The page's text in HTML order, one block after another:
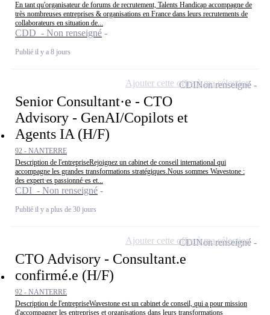
En tant qu'organisateur de forums de recrutement, Talents Handicap accompagne de
très nombreuses entreprises & organisations en France dans leurs recrutements de
collaborateurs en situation de...
CDD - Non renseigné
Publié il y a 8 jours
Senior Consultant·e - CTO
Advisory - GenAI/Copilots et
Agents IA (H/F)
92 - NANTERRE
Description de l'entrepriseRejoignez un cabinet de conseil international qui
accompagne les grandes transformations stratégiques.Nous sommes Wavestone :
des expert·es passionné·es et...
CDI - Non renseigné
Publié il y a plus de 30 jours
CDINon renseigné
Ajouter cette offre à ma sélection
CTO Advisory - Consultant.e
confirmé.e (H/F)
92 - NANTERRE
Description de l'entrepriseWavestone est un cabinet de conseil, qui a pour mission
d'accompagner les entreprises et organisations dans leurs transformations
CDINon renseigné
Ajouter cette offre à ma sélection